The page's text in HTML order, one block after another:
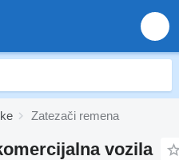
Zatezači remena
vozila